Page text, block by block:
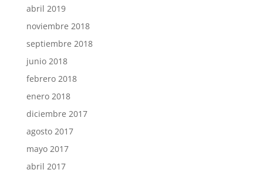
abril 2019
noviembre 2018
septiembre 2018
junio 2018
febrero 2018
enero 2018
diciembre 2017
agosto 2017
mayo 2017
abril 2017